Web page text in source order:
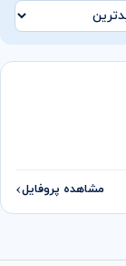
مشاهده پروفایل